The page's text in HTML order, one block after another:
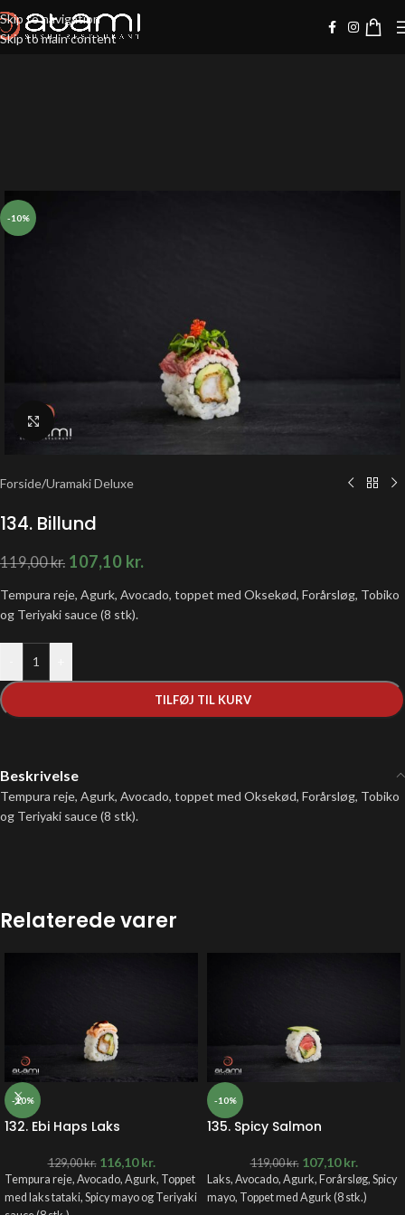
Skip to navigation
Skip to main content
-10%
Klik for at forstørre
Forside/Uramaki Deluxe
134. Billund
119,00kr. 107,10 kr.
Tempura reje, Agurk, Avocado, toppet med Oksekød, Forårsløg, Tobiko
og Teriyaki sauce (8 stk).
TILFØJ TIL KURV
Beskrivelse
Tempura reje, Agurk, Avocado, toppet med Oksekød, Forårsløg, Tobiko
og Teriyaki sauce (8 stk).
Relaterede varer
-10%
132. Ebi Haps Laks
129,00kr. 116,10kr.
Tempura reje, Avocado, Agurk, Toppet
med laks tataki, Spicy mayo og Teriyaki
-10%
135. Spicy Salmon
119,00kr. 107,10kr.
Laks, Avocado, Agurk, Forårsløg, Spicy
mayo, Toppet med Agurk (8 stk.)